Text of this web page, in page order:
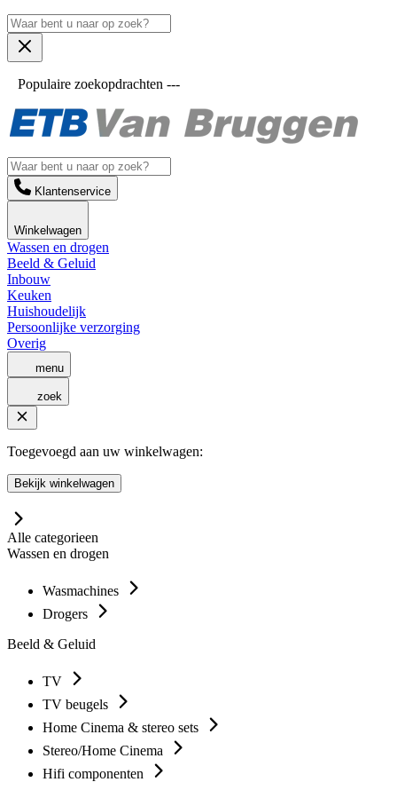
Populaire zoekopdrachten ---
Klantenservice
Winkelwagen
Wassen en drogen
Beeld & Geluid
Inbouw
Keuken
Huishoudelijk
Persoonlijke verzorging
Overig
menu
zoek
Toegevoegd aan uw winkelwagen:
Bekijk winkelwagen
Alle categorieen
Wassen en drogen
Wasmachines
Drogers
Beeld & Geluid
TV
TV beugels
Home Cinema & stereo sets
Stereo/Home Cinema
Hifi componenten